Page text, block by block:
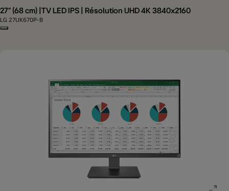
connecterd'achat
27" (68 cm) |TV LED IPS | Résolution UHD 4K 3840x2160
LG 27UK670P-B
Copy model name